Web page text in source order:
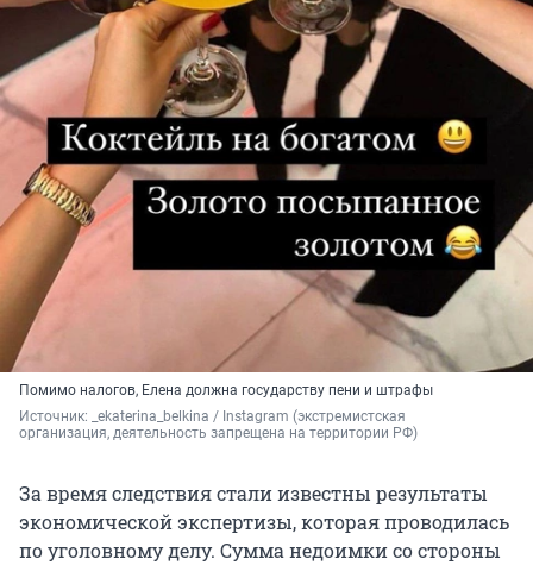
Помимо налогов, Елена должна государству пени и штрафы
Источник:
_ekaterina_belkina / Instagram (экстремистская
организация, деятельность запрещена на территории РФ)
За время следствия стали известны результаты
экономической экспертизы, которая проводилась
по уголовному делу. Сумма недоимки со стороны